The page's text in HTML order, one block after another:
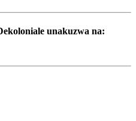
unakuzwa na: